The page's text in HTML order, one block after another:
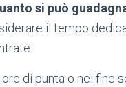
si può
il tempo
di punta o nei fine